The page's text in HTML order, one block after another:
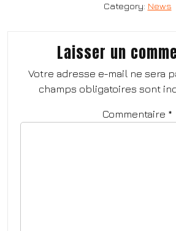
Category: News
Laisser un
Votre adresse e-mail ne sera
champs obligatoires sont
Commentaire *